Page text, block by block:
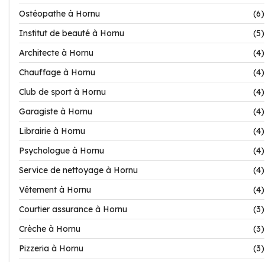
Ostéopathe à Hornu
(6)
Institut de beauté à Hornu
(5)
Architecte à Hornu
(4)
Chauffage à Hornu
(4)
Club de sport à Hornu
(4)
Garagiste à Hornu
(4)
Librairie à Hornu
(4)
Psychologue à Hornu
(4)
Service de nettoyage à Hornu
(4)
Vêtement à Hornu
(4)
Courtier assurance à Hornu
(3)
Crèche à Hornu
(3)
Pizzeria à Hornu
(3)